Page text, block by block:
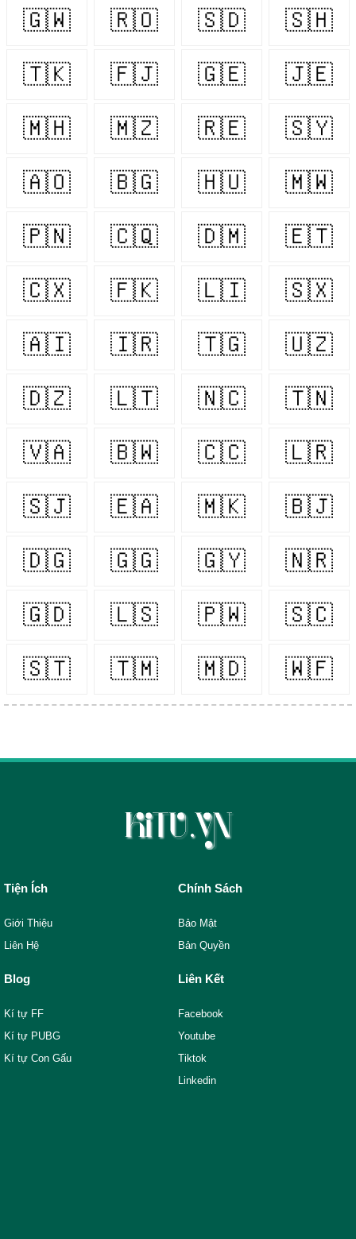
🇬🇼 🇷🇴 🇸🇩 🇸🇭
🇹🇰 🇫🇯 🇬🇪 🇯🇪
🇲🇭 🇲🇿 🇷🇪 🇸🇾
🇦🇴 🇧🇬 🇭🇺 🇲🇼
🇵🇳 🇨🇶 🇩🇲 🇪🇹
🇨🇽 🇫🇰 🇱🇮 🇸🇽
🇦🇮 🇮🇷 🇹🇬 🇺🇿
🇩🇿 🇱🇹 🇳🇨 🇹🇳
🇻🇦 🇧🇼 🇨🇨 🇱🇷
🇸🇯 🇪🇦 🇲🇰 🇧🇯
🇩🇬 🇬🇬 🇬🇾 🇳🇷
🇬🇩 🇱🇸 🇵🇼 🇸🇨
🇸🇹 🇹🇲 🇲🇩 🇼🇫
Tiện Ích
Giới Thiệu
Liên Hệ
Chính Sách
Bảo Mật
Bản Quyền
Blog
Kí tự FF
Kí tự PUBG
Kí tự Con Gấu
Liên Kết
Facebook
Youtube
Tiktok
Linkedin